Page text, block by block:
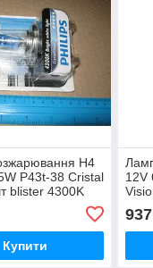
H4
P43t-38 Cristal
blister 4300K
UA51
Купити
12V
937